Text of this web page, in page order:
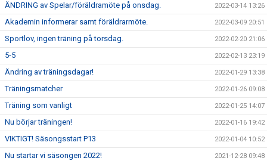
ÄNDRING av Spelar/föräldramöte på onsdag. 2022-03-14 13:26
Akademin informerar samt föräldrarmöte. 2022-03-09 20:51
Sportlov, ingen träning på torsdag. 2022-02-20 21:06
5-5 2022-02-13 23:19
Ändring av träningsdagar! 2022-01-29 13:38
Träningsmatcher 2022-01-26 09:08
Träning som vanligt 2022-01-25 14:07
Nu börjar träningen! 2022-01-16 19:42
VIKTIGT! Säsongsstart P13 2022-01-04 10:52
Nu startar vi säsongen 2022! 2021-12-28 09:48